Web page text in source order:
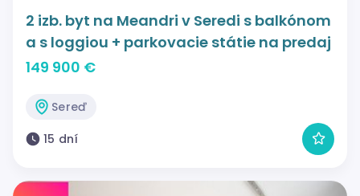
2 izb. byt na Meandri v Seredi s balkónom
a s loggiou + parkovacie státie na predaj
149 900 €
Sereď
15 dní